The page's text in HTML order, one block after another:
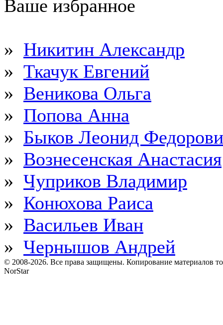
Ваше избранное
» Никитин Александр
» Ткачук Евгений
» Веникова Ольга
» Попова Анна
» Быков Леонид
» Вознесенская Анастасия
» Чуприков Владимир
» Конюхова Раиса
» Васильев Иван
» Чернышов Андрей
© 2008-2026. Все права защищены. Копирование материалов
NorStar